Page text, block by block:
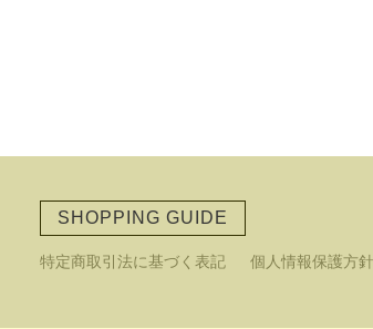
SHOPPING GUIDE
特定商取引法に基づく表記 個人情報保護方針